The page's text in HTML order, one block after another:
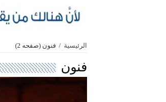
الرئيسية / فنون (صفحه 2)
فنون